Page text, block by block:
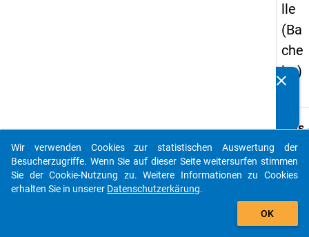
lle
(Ba
che
lor)
Details
1
info
clear
auto_stories
add_shopping_cart
Wir verwenden Cookies zur statistischen Auswertung der
Besucherzugriffe. Wenn Sie auf dieser Seite weitersurfen stimmen
Sie der Cookie-Nutzung zu. Weitere Informationen zu Cookies
erhalten Sie in unserer Datenschutzerkärung.
OK